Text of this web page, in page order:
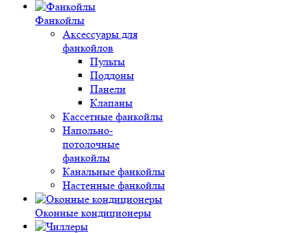
Фанкойлы
Аксессуары для
фанкойлов
Пульты
Поддоны
Панели
Клапаны
Кассетные фанкойлы
Напольно-
потолочные
фанкойлы
Канальные фанкойлы
Настенные фанкойлы
Оконные кондиционеры